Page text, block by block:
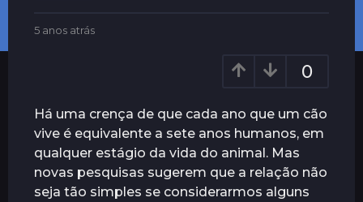
a
s
4
a
n
o
b
n
u
s
5 anos atrás
t
r
á
s
0
Há uma crença de que cada ano que um cão
vive é equivalente a sete anos humanos, em
qualquer estágio da vida do animal. Mas
novas pesquisas sugerem que a relação não
seja tão simples se considerarmos alguns